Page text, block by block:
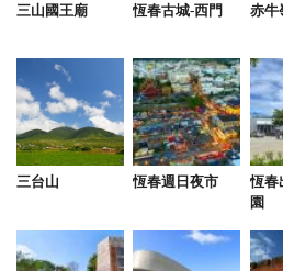
2024-09-22
包棟民宿推薦～環境很舒
樣樣都有！ 非常推薦
三山國王廟 恆春古城-西門 赤牛
三台山 恆春週日夜市
恆春
園